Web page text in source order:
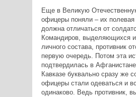
Еще в Великую
офицеры поняли – их
должна отличаться от
Командиров, выделяющихся
личного состава, противник
первую очередь. Потом эта
подтвердилась в
Кавказе буквально сразу же
офицеры стали одеваться и
одинаково. Ведь противник,